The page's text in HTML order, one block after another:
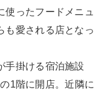
使ったフードメニュ
も愛される店となっ
手掛ける宿泊施設
1階に開店。近隣に